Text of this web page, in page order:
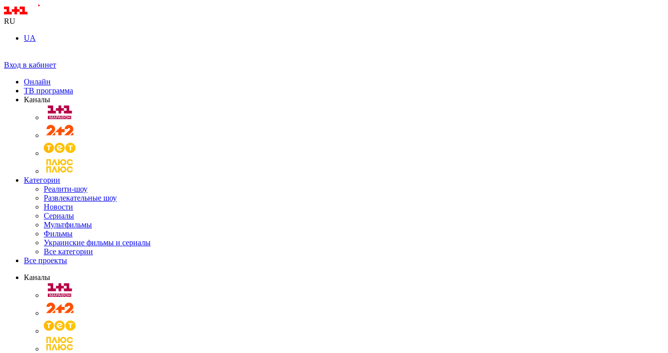
RU
UA
Вход в кабинет
Онлайн
ТВ программа
Каналы
Категории
Реалити-шоу
Развлекательные шоу
Новости
Сериалы
Мультфильмы
Фильмы
Украинские фильмы и сериалы
Все категории
Все проекты
Каналы